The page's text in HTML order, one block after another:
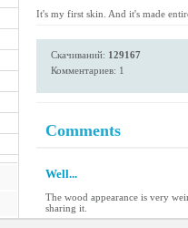
It's my first skin. And it's made
Скачиваний: 129167
Комментариев: 1
Comments
Well...
The wood appearance is very
sharing it.